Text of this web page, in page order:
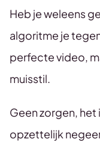
Heb je weleens
algoritme je
perfecte video,
muisstil.
Geen zorgen,
opzettelijk